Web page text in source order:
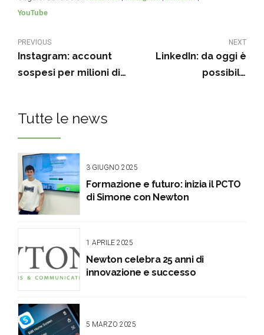
YouTube
PREVIOUS
Instagram: account
sospesi per milioni di
NEXT
LinkedIn: da oggi è
possibile
Tutte le news
3 GIUGNO 2025
Formazione e futuro: inizia il PCTO
di Simone con Newton
1 APRILE 2025
Newton celebra 25 anni di
innovazione e successo
5 MARZO 2025